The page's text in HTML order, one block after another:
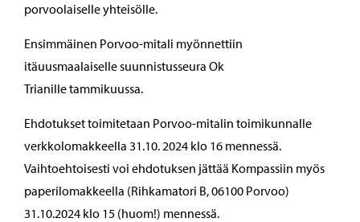
porvoolaiselle yhteisölle.
Ensimmäinen Porvoo-mitali myönnettiin
itäuusmaalaiselle suunnistusseura Ok
Trianille tammikuussa.
Ehdotukset toimitetaan Porvoo-mitalin toimikunnalle
verkkolomakkeella 31.10. 2024 klo 16 mennessä.
Vaihtoehtoisesti voi ehdotuksen jättää Kompassiin myös
paperilomakkeella (Rihkamatori B, 06100 Porvoo)
31.10.2024 klo 15 (huom!) mennessä.